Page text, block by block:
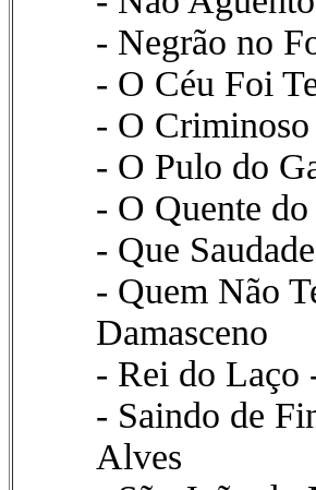
- Negrão no
- O Céu Foi
- O
- O Pulo do
- O Quente
- Que
- Quem Não
Damasceno
- Rei do Laço
- Saindo de
Alves